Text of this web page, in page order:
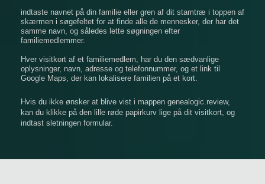
indtaste navnet på din familie eller gren af ​​dit stamtræ i toppen af
​​skærmen i søgefeltet for at finde alle de mennesker, der har det
samme navn, og således lette søgningen efter
familiemedlemmer.
Hver visitkort af et familiemedlem, har du den sædvanlige
oplysninger, navn, adresse og telefonnummer, og et link til
Google Maps, der kan lokalisere familien på et kort.
Hvis du ikke ønsker at blive vist i mappen genealogic.review,
kan du klikke på den lille røde papirkurv lige på dit visitkort, og
indtast sletningen formular.